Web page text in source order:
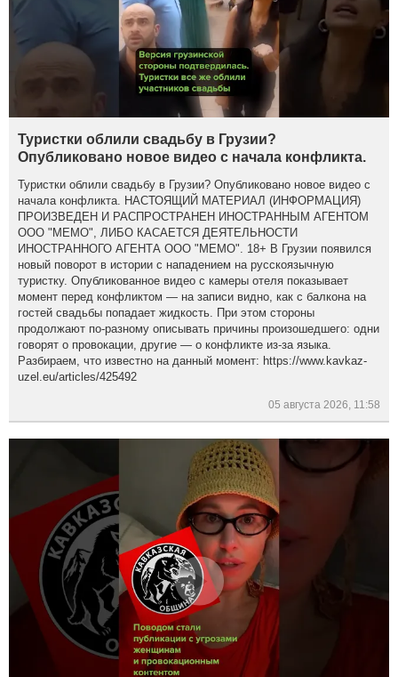
Туристки облили свадьбу в Грузии?
Опубликовано новое видео с начала конфликта.
Туристки облили свадьбу в Грузии? Опубликовано новое видео с
начала конфликта. НАСТОЯЩИЙ МАТЕРИАЛ (ИНФОРМАЦИЯ)
ПРОИЗВЕДЕН И РАСПРОСТРАНЕН ИНОСТРАННЫМ АГЕНТОМ
ООО "МЕМО", ЛИБО КАСАЕТСЯ ДЕЯТЕЛЬНОСТИ
ИНОСТРАННОГО АГЕНТА ООО "МЕМО". 18+ В Грузии появился
новый поворот в истории с нападением на русскоязычную
туристку. Опубликованное видео с камеры отеля показывает
момент перед конфликтом — на записи видно, как с балкона на
гостей свадьбы попадает жидкость. При этом стороны
продолжают по-разному описывать причины произошедшего: одни
говорят о провокации, другие — о конфликте из-за языка.
Разбираем, что известно на данный момент: https://www.kavkaz-
uzel.eu/articles/425492
05 августа 2026, 11:58